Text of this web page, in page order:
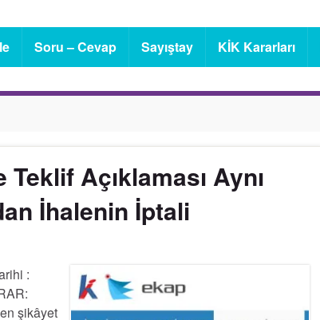
Soru – Cevap Sayıştay KİK Kararları
Açıklaması Aynı
İhalenin İptali
:
şikâyet